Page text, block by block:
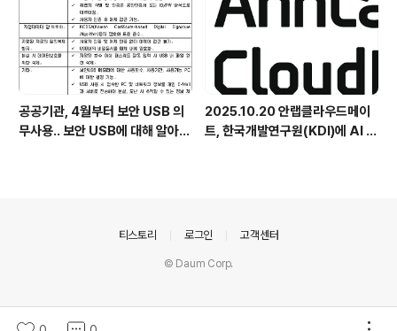
공공기관, 4월부터 보안 USB 의
무사용.. 보안 USB에 대해 알아봅
2025.10.20 안랩클라우드메이
트, 한국개발연구원(KDI)에 AI 어
티스토리 로그인 고객센터
© Daum Corp.